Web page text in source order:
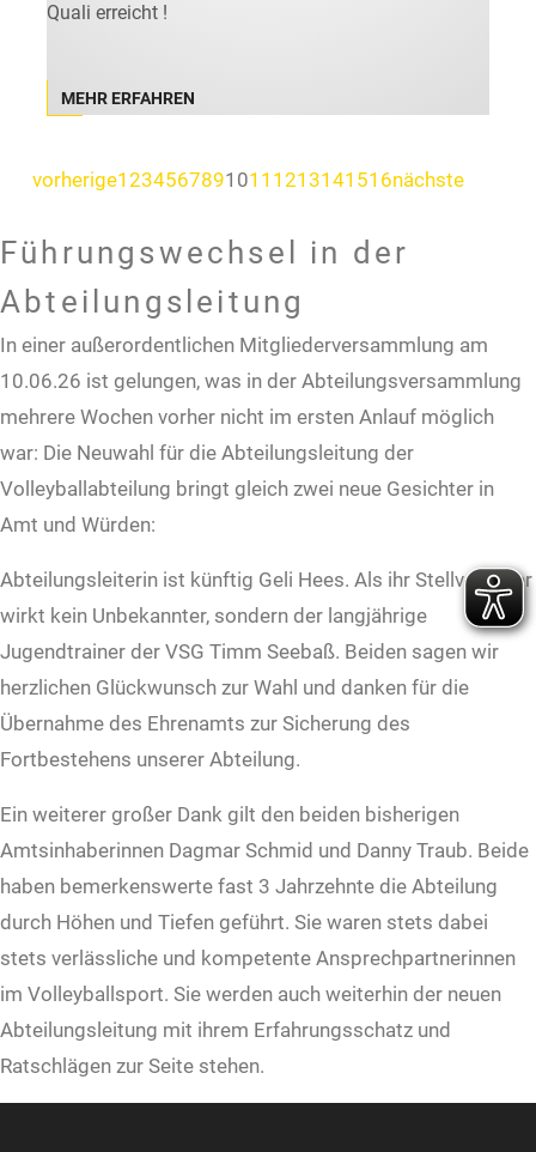
Quali erreicht !
MEHR ERFAHREN
vorherige1 234567891011 1213141516nächste
Führungswechsel in der
Abteilungsleitung
In einer außerordentlichen Mitgliederversammlung am
10.06.26 ist gelungen, was in der Abteilungsversammlung
mehrere Wochen vorher nicht im ersten Anlauf möglich
war: Die Neuwahl für die Abteilungsleitung der
Volleyballabteilung bringt gleich zwei neue Gesichter in
Amt und Würden:
Abteilungsleiterin ist künftig Geli Hees. Als ihr Stellvertreter
wirkt kein Unbekannter, sondern der langjährige
Jugendtrainer der VSG Timm Seebaß. Beiden sagen wir
herzlichen Glückwunsch zur Wahl und danken für die
Übernahme des Ehrenamts zur Sicherung des
Fortbestehens unserer Abteilung.
Ein weiterer großer Dank gilt den beiden bisherigen
Amtsinhaberinnen Dagmar Schmid und Danny Traub. Beide
haben bemerkenswerte fast 3 Jahrzehnte die Abteilung
durch Höhen und Tiefen geführt. Sie waren stets dabei
stets verlässliche und kompetente Ansprechpartnerinnen
im Volleyballsport. Sie werden auch weiterhin der neuen
Abteilungsleitung mit ihrem Erfahrungsschatz und
Ratschlägen zur Seite stehen.